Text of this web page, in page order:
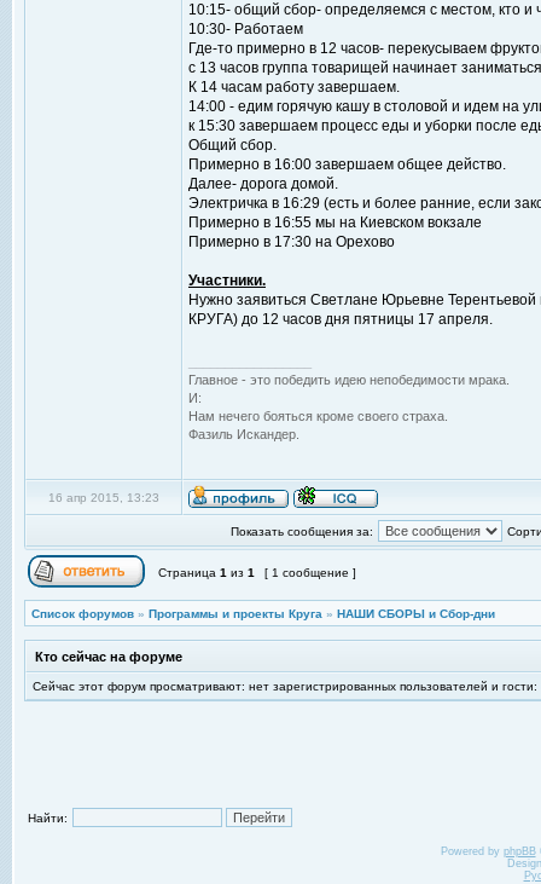
10:15- общий сбор- определяемся с местом, кто и
10:30- Работаем
Где-то примерно в 12 часов- перекусываем
с 13 часов группа товарищей начинает
К 14 часам работу завершаем.
14:00 - едим горячую кашу в столовой и идем на
к 15:30 завершаем процесс еды и уборки после
Общий сбор.
Примерно в 16:00 завершаем общее действо.
Далее- дорога домой.
Электричка в 16:29 (есть и более ранние, если
Примерно в 16:55 мы на Киевском вокзале
Примерно в 17:30 на Орехово
Участники.
Нужно заявиться Светлане Юрьевне
КРУГА) до 12 часов дня пятницы 17 апреля.
Главное - это победить идею непобедимости мрака.
И:
Нам нечего бояться кроме своего страха.
Фазиль Искандер.
16 апр 2015, 13:23
Показать сообщения за:
Страница 1 из 1 [ 1 сообщение ]
Список форумов » Программы и проекты Круга » НАШИ СБОРЫ и Сбор-дни
Кто сейчас на форуме
Сейчас этот форум просматривают: нет зарегистрированных пользователей и гости:
Найти:
Powered by phpBB